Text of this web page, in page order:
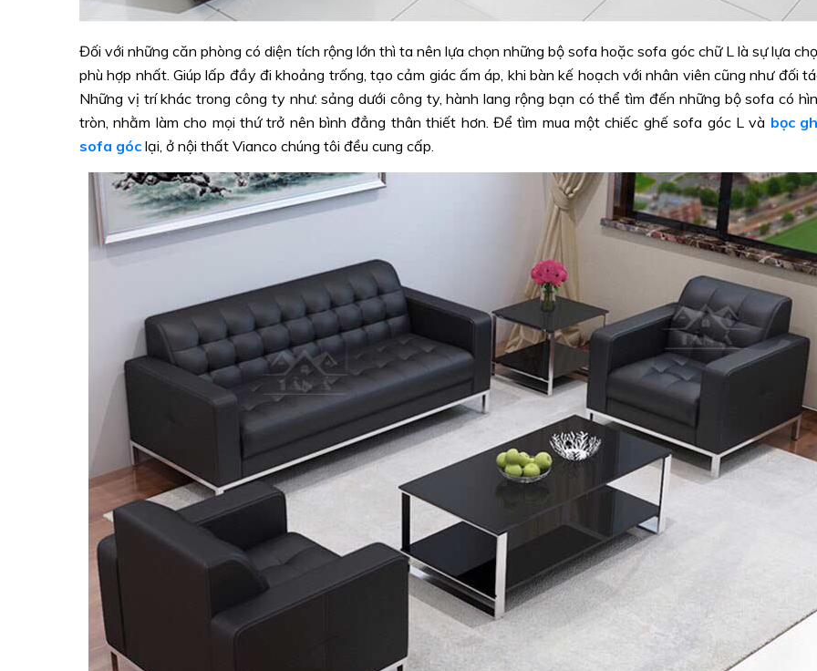
Đối với những căn phòng có diện tích rộng lớn thì ta nên lựa chọn những bộ sofa hoặc sofa góc chữ L là sự lựa
phù hợp nhất. Giúp lấp đầy đi khoảng trống, tạo cảm giác ấm áp, khi bàn kế hoạch với nhân viên cũng như đối
Những vị trí khác trong công ty như: sảng dưới công ty, hành lang rộng bạn có thể tìm đến những bộ sofa có
tròn, nhằm làm cho mọi thứ trở nên bình đẳng thân thiết hơn. Để tìm mua một chiếc ghế sofa góc L và bọc
sofa góc lại, ở nội thất Vianco chúng tôi đều cung cấp.